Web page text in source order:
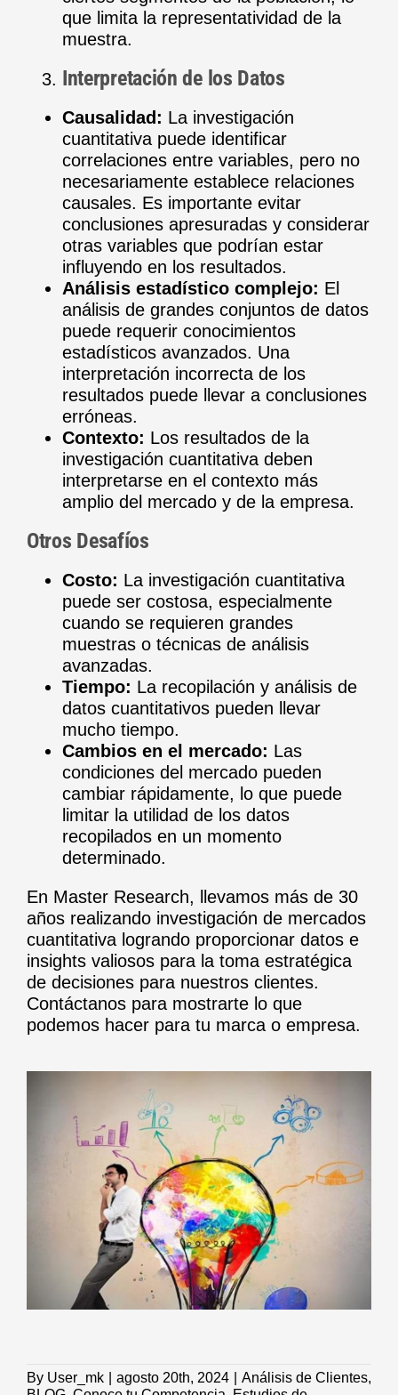
que limita la representatividad de la
muestra.
Interpretación de los Datos
Causalidad: La investigación
cuantitativa puede identificar
correlaciones entre variables, pero no
necesariamente establece relaciones
causales. Es importante evitar
conclusiones apresuradas y considerar
otras variables que podrían estar
influyendo en los resultados.
Análisis estadístico complejo: El
análisis de grandes conjuntos de datos
puede requerir conocimientos
estadísticos avanzados. Una
interpretación incorrecta de los
resultados puede llevar a conclusiones
erróneas.
Contexto: Los resultados de la
investigación cuantitativa deben
interpretarse en el contexto más
amplio del mercado y de la empresa.
Otros Desafíos
Costo: La investigación cuantitativa
puede ser costosa, especialmente
cuando se requieren grandes
muestras o técnicas de análisis
avanzadas.
Tiempo: La recopilación y análisis de
datos cuantitativos pueden llevar
mucho tiempo.
Cambios en el mercado: Las
condiciones del mercado pueden
cambiar rápidamente, lo que puede
limitar la utilidad de los datos
recopilados en un momento
determinado.
En Master Research, llevamos más de 30
años realizando investigación de mercados
cuantitativa logrando proporcionar datos e
insights valiosos para la toma estratégica
de decisiones para nuestros clientes.
Contáctanos para mostrarte lo que
podemos hacer para tu marca o empresa.
By User_mk agosto 20th, 2024 Análisis de Clientes,